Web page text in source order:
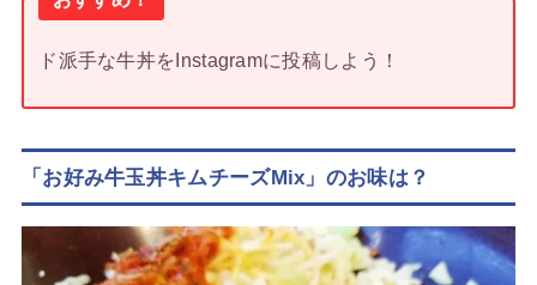
ド派手な牛丼をInstagramに投稿しよう！
「お好み牛玉丼キムチーズMix」のお味は？